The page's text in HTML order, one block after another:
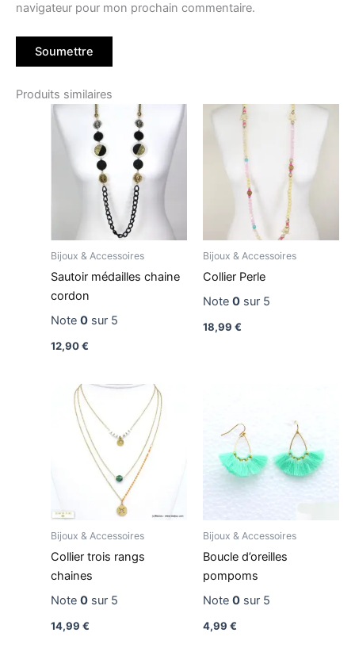
navigateur pour mon prochain commentaire.
Produits similaires
Bijoux & Accessoires
Sautoir médailles chaine
cordon
Note 0sur 5
12,90€
Bijoux & Accessoires
Collier Perle
Note 0sur 5
18,99 €
Bijoux & Accessoires
Collier trois rangs
chaines
Note 0sur 5
14,99 €
Bijoux & Accessoires
Boucle d’oreilles
pompoms
Note 0sur 5
4,99 €